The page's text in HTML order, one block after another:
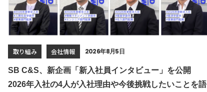
取り組み 会社情報 2026年8月5日
SB C&S、新企画「新入社員インタビュー」を公開
2026年入社の4人が入社理由や今後挑戦したいことを語